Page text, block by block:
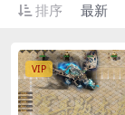
排序
最新
VIP